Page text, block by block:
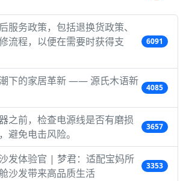
服务政策，包括退换货政策、
流程，以便在需要时获得支
6091
下的家居革新 —— 源氏木语新
4085
之前，检查电源线是否有磨损
避免电击风险。
3657
发体验官 | 梦君：适配宝妈所
沙发带来高品质生活
3353